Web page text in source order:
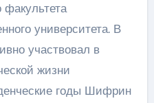
факультета
университета. В
участвовал в
жизни
годы Шифрин